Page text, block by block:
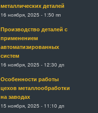
металлических деталей
16 ноября, 2025 - 1:50 пп
Производство деталей с
применением
автоматизированных
систем
16 ноября, 2025 - 12:30 дп
Особенности работы
цехов металлообработки
на заводах
15 ноября, 2025 - 11:10 дп